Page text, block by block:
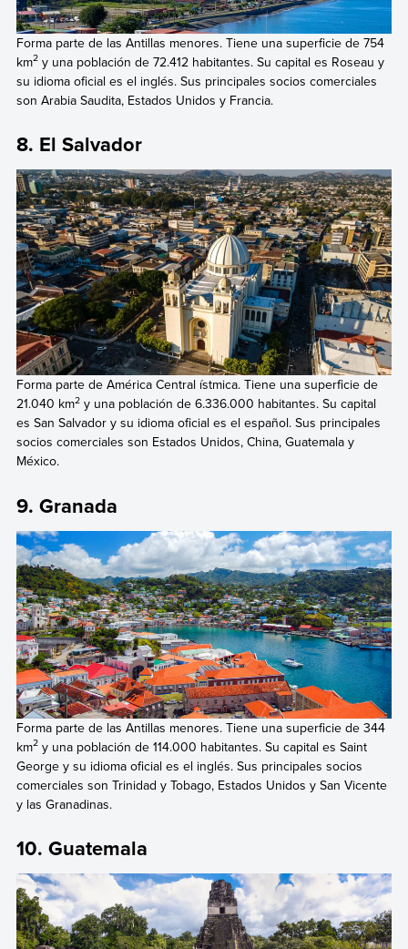
Forma parte de las Antillas menores. Tiene una superficie de 754
km2y una población de 72.412 habitantes. Su capital es Roseau y
su idioma oficial es el inglés. Sus principales socios comerciales
son Arabia Saudita, Estados Unidos y Francia.
8. El Salvador
Forma parte de América Central ístmica. Tiene una superficie de
21.040 km2y una población de 6.336.000 habitantes. Su capital
es San Salvador y su idioma oficial es el español. Sus principales
socios comerciales son Estados Unidos, China, Guatemala y
México.
9. Granada
Forma parte de las Antillas menores. Tiene una superficie de 344
km2y una población de 114.000 habitantes. Su capital es Saint
George y su idioma oficial es el inglés. Sus principales socios
comerciales son Trinidad y Tobago, Estados Unidos y San Vicente
y las Granadinas.
10. Guatemala